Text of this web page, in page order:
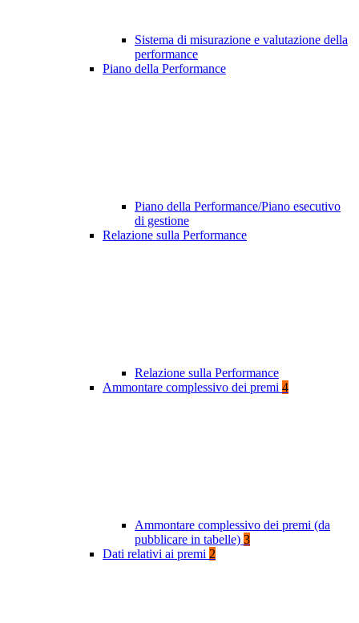
Sistema di misurazione e valutazione della
performance
Piano della Performance
Piano della Performance/Piano esecutivo
di gestione
Relazione sulla Performance
Relazione sulla Performance
Ammontare complessivo dei premi 4
Ammontare complessivo dei premi (da
pubblicare in tabelle) 3
Dati relativi ai premi 2